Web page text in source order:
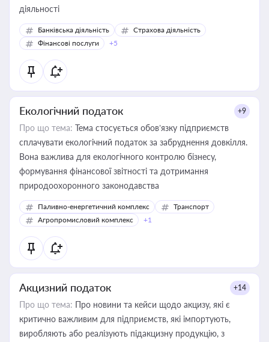
діяльності
Банківська діяльність
Страхова діяльність
Фінансові послуги
+5
Екологічний податок +9
Про що тема: Тема стосується обов’язку підприємств
сплачувати екологічний податок за забруднення довкілля.
Вона важлива для екологічного контролю бізнесу,
формування фінансової звітності та дотримання
природоохоронного законодавства
Паливно-енергетичний комплекс
Транспорт
Агропромисловий комплекс
+1
Акцизний податок +14
Про що тема: Про новини та кейси щодо акцизу, які є
критично важливим для підприємств, які імпортують,
виробляють або реалізують підакцизну продукцію, з